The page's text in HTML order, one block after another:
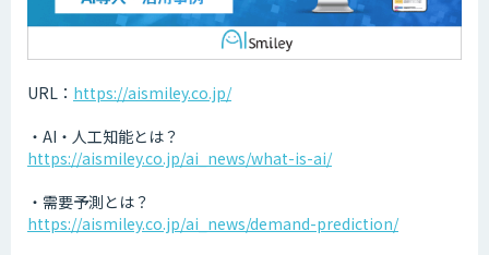
URL： https://aismiley.co.jp/
・AI・人工知能とは？
https://aismiley.co.jp/ai_news/what-is-ai/
・需要予測とは？
https://aismiley.co.jp/ai_news/demand-prediction/